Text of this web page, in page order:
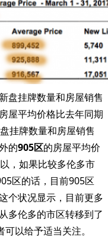
盘挂牌数量和房屋销售
屋平均价格比去年同期
盘挂牌数量和房屋销售
的905区的房屋平均价
，如果比较多伦多市
区的话，目前905区
个状况显示，目前更多
多伦多的市区转移到了
以给予适当关注。